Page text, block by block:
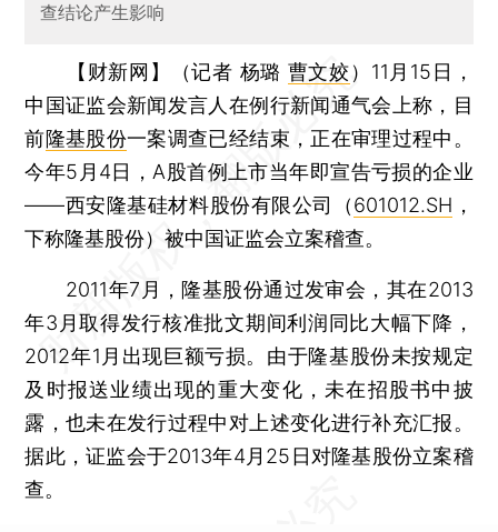
查结论产生影响
【财新网】（记者 杨璐 曹文姣） 11月15日，
中国证监会新闻发言人在例行新闻通气会上称，目
前隆基股份一案调查已经结束，正在审理过程中。
今年5月4日，A股首例上市当年即宣告亏损的企业
——西安隆基硅材料股份有限公司（601012.SH ，
下称隆基股份）被中国证监会立案稽查。
2011年7月，隆基股份通过发审会，其在2013
年3月取得发行核准批文期间利润同比大幅下降，
2012年1月出现巨额亏损。由于隆基股份未按规定
及时报送业绩出现的重大变化，未在招股书中披
露，也未在发行过程中对上述变化进行补充汇报。
据此，证监会于2013年4月25日对隆基股份立案稽
查。